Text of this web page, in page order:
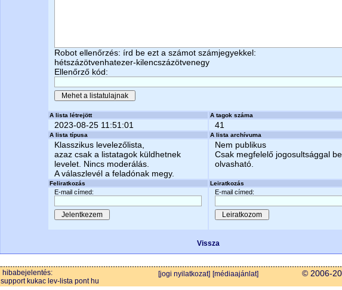
Robot ellenőrzés: írd be ezt a számot számjegyekkel:
hétszázötvenhatezer-kilencszázötvenegy
Ellenőrző kód:
A lista létrejött A tagok száma
2023-08-25 11:51:01 41
A lista típusa A lista archívuma
Klasszikus levelezőlista,
azaz csak a listatagok küldhetnek
levelet. Nincs moderálás.
A válaszlevél a feladónak megy.
Nem publikus
Csak megfelelő jogosultsággal
olvasható.
Feliratkozás Leiratkozás
E-mail címed: E-mail címed:
Vissza
hibabejelentés:
support kukac lev-lista pont hu
© 2006-
[jogi nyilatkozat] [médiaajánlat]